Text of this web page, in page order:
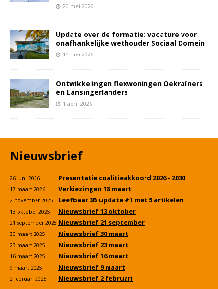
20 mei 2026
Update over de formatie: vacature voor
onafhankelijke wethouder Sociaal Domein
14 mei 2026
Ontwikkelingen flexwoningen Oekraïners
én Lansingerlanders
1 april 2026
Nieuwsbrief
26 juni 2026 Presentatie coalitieakkoord 2026 - 2030
17 maart 2026 Verkiezingen 18 maart
2 november 2025 Leefbaar 3B update #1 met 5 artikelen
13 oktober 2025 Nieuwsbrief 13 oktober
21 september 2025 Nieuwsbrief 21 september
30 maart 2025 Nieuwsbrief 30 maart
23 maart 2025 Nieuwsbrief 23 maart
16 maart 2025 Nieuwsbrief 16 maart
9 maart 2025 Nieuwsbrief 9 maart
2 februari 2025 Nieuwsbrief 2 februari